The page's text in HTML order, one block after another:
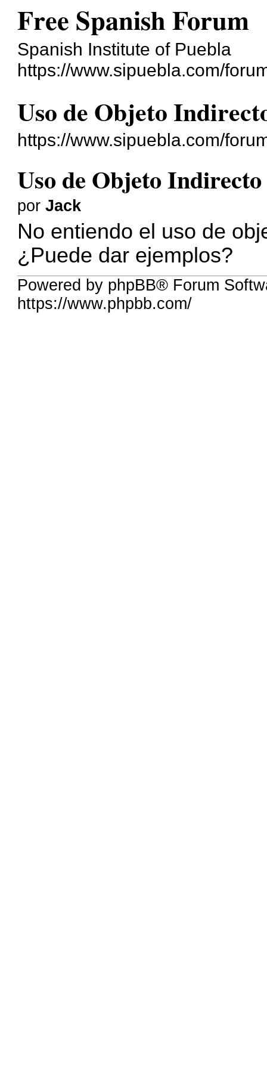
Free Spanish Forum
Spanish Institute of Puebla
https://www.sipuebla.com/
Uso de Objeto
https://www.sipuebla.com/
Uso de Objeto Indirecto
porJack
No entiendo el uso de
¿Puede dar ejemplos?
Powered by phpBB® Forum
https://www.phpbb.com/